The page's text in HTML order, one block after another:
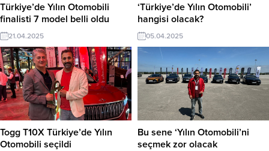
Türkiye’de Yılın Otomobili
finalisti 7 model belli oldu
21.04.2025
‘Türkiye’de Yılın Otomobili’
hangisi olacak?
05.04.2025
Togg T10X Türkiye’de Yılın
Otomobili seçildi
Bu sene ‘Yılın Otomobili’ni
seçmek zor olacak